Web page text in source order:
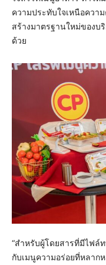
ความประทับใจเหนือควา
สร้างมาตรฐานใหม่ของบ
ด้วย
“สำหรับผู้โดยสารที่มีไฟล์
กับเมนูความอร่อยที่หลาก